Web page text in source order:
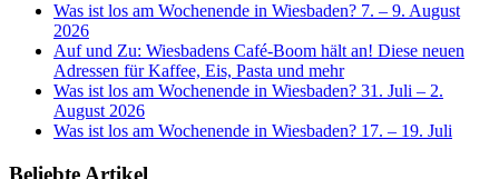
Was ist los am Wochenende in Wiesbaden? 7. – 9. August
2026
Auf und Zu: Wiesbadens Café-Boom hält an! Diese neuen
Adressen für Kaffee, Eis, Pasta und mehr
Was ist los am Wochenende in Wiesbaden? 31. Juli – 2.
August 2026
Was ist los am Wochenende in Wiesbaden? 17. – 19. Juli
Beliebte Artikel